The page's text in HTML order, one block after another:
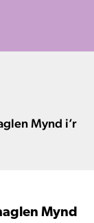
Mynd i’r
Mynd